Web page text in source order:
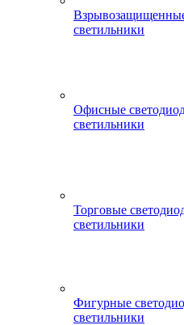
светильники
Офисные
светильники
Торговые
светильники
Фигурные
светильники